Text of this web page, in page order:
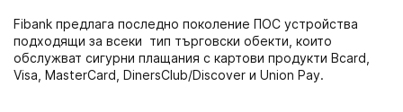
Fibank предлага последно поколение ПОС устройства
подходящи за всеки тип търговски обекти, които
обслужват сигурни плащания с картови продукти Bcard,
Visa, MasterCard, DinersClub/Discover и Union Pay.